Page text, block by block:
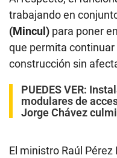
trabajando en
(Mincul) para poner
que permita
construcción sin
PUEDES VER:
modulares de
Jorge Chávez
El ministro Raúl